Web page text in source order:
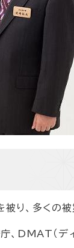
り、多くの被
、DMAT（デ